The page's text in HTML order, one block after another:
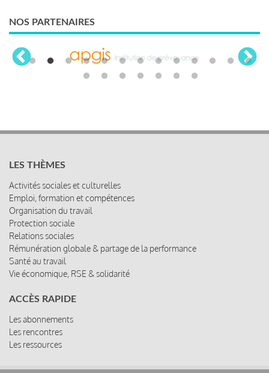
NOS PARTENAIRES
LES THÈMES
Activités sociales et culturelles
Emploi, formation et compétences
Organisation du travail
Protection sociale
Relations sociales
Rémunération globale & partage de la performance
Santé au travail
Vie économique, RSE & solidarité
ACCÈS RAPIDE
Les abonnements
Les rencontres
Les ressources